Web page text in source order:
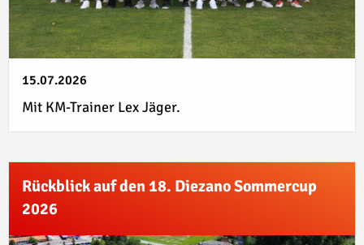
15.07.2026
Mit KM-Trainer Lex Jäger.
Rückblick auf den 18. Diezano Sommercup
2026